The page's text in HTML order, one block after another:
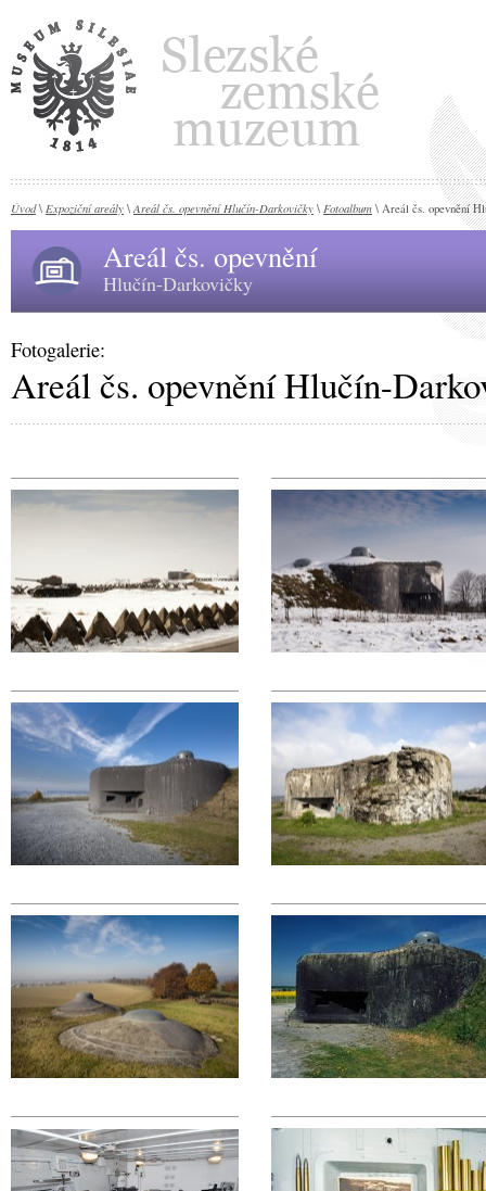
Úvod\ Expoziční areály \Areál čs. opevnění Hlučín-Darkovičky \ Fotoalbum \ Areál čs. opevnění
Areál čs. opevnění
Hlučín-Darkovičky
Fotogalerie:
Areál čs. opevnění Hlučín-